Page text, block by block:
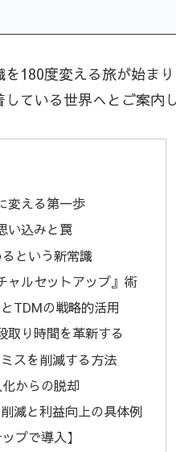
180度変える旅が始ま
ている世界へとご案内し
変える第一歩
い込みと罠
という新常識
ャルセットアップ』術
TDMの戦略的活用
取り時間を革新する
スを削減する方法
からの脱却
減と利益向上の具体例
プで導入】